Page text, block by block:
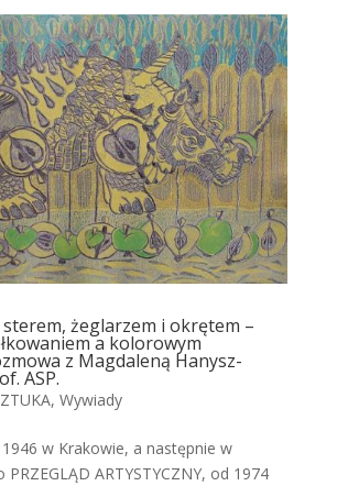
sterem, żeglarzem i okrętem –
a kolorowym
z Magdaleną Hanysz-
ASP.
, Wywiady
w Krakowie, a następnie w
ARTYSTYCZNY, od 1974